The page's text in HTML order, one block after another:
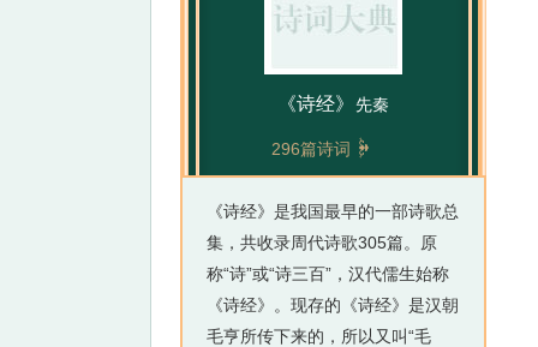
《诗经》 先秦
296篇诗词
《诗经》是我国最早的一部诗歌总
集，共收录周代诗歌305篇。原
称“诗”或“诗三百”，汉代儒生始称
《诗经》。现存的《诗经》是汉朝
毛亨所传下来的，所以又叫“毛